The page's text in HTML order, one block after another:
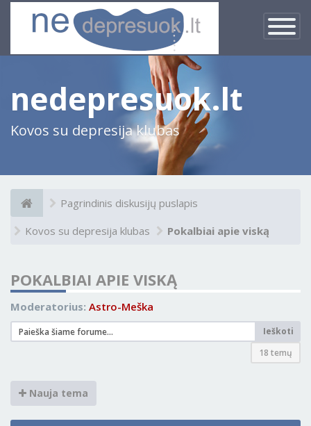
Įjungti
×
nedepresuok.lt
Kovos su depresija klubas
Pagrindinis diskusijų puslapis
Kovos su depresija klubas
Pokalbiai apie viską
POKALBIAI APIE VISKĄ
Moderatorius: Astro-Meška
Ieškoti
18 temų
Nauja tema